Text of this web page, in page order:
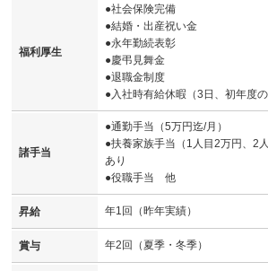
福利厚生
●社会保険完備
●結婚・出産祝い金
●永年勤続表彰
●慶弔見舞金
●退職金制度
●入社時有給休暇（3日、初年度の
諸手当
●通勤手当（5万円迄/月）
●扶養家族手当（1人目2万円、2
あり
●役職手当 他
昇給 年1回（昨年実績）
賞与 年2回（夏季・冬季）